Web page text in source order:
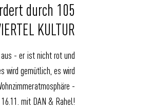
durch 105
KULTUR
- er ist nicht rot und
wird gemütlich, es wird
-
16.11. mit DAN & Rahel!